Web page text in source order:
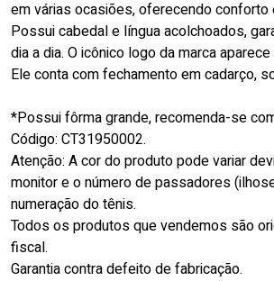
em várias ocasiões, oferecendo conforto
Possui cabedal e língua acolchoados,
dia a dia. O icônico logo da marca
Ele conta com fechamento em cadarço,
*Possui fôrma grande, recomenda-se
Código: CT31950002.
Atenção: A cor do produto pode variar
monitor e o número de passadores
numeração do tênis.
Todos os produtos que vendemos são
fiscal.
Garantia contra defeito de fabricação.